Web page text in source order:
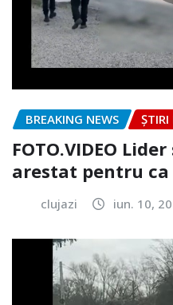
BREAKING NEWS ȘTIRI
FOTO.VIDEO
arestat pentru ca
clujazi iun. 10,